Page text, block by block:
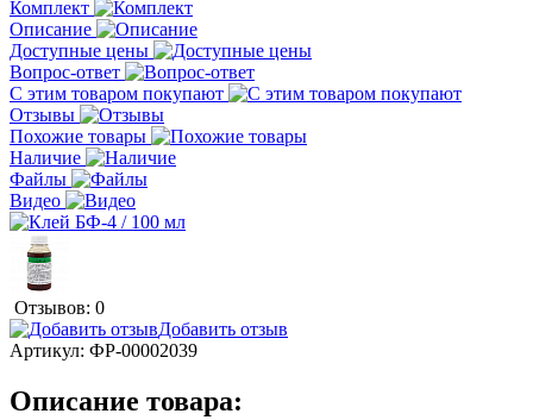
Комплект
Описание
Доступные цены
Вопрос-ответ
С этим товаром покупают
Отзывы
Похожие товары
Наличие
Файлы
Видео
Отзывов: 0
Добавить отзыв
Артикул: ФР-00002039
Описание товара: